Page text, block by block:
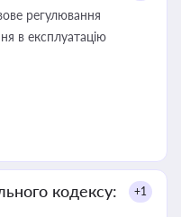
регулювання
в експлуатацію
кодексу:
+1